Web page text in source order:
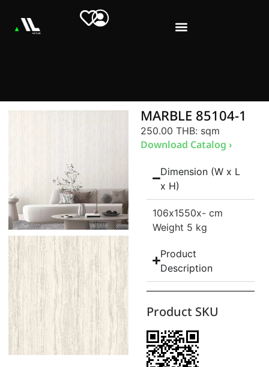
MARBLE 85104-1
250.00 THB: sqm
Download Catalog ›
Dimension (W x L
x H)
106x1550x- cm
Weight 5 kg
Product
Description
Product SKU